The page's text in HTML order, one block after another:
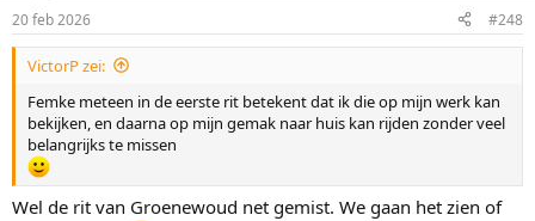
20 feb 2026 #248
VictorP zei:
Femke meteen in de eerste rit betekent dat ik die op mijn werk kan
bekijken, en daarna op mijn gemak naar huis kan rijden zonder veel
belangrijks te missen
Wel de rit van Groenewoud net gemist. We gaan het zien of